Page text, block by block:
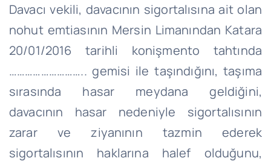
Davacı vekili, davacının sigortalısına ait olan
nohut emtiasının Mersin Limanından Katara
20/01/2016 tarihli konişmento tahtında
……………………….. gemisi ile taşındığını, taşıma
sırasında hasar meydana geldiğini,
davacının hasar nedeniyle sigortalısının
zarar ve ziyanının tazmin ederek
sigortalısının haklarına halef olduğunu,